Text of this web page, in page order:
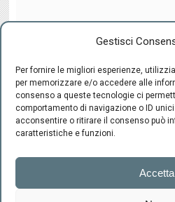
Gestisci
Per fornire le migliori esperienze,
per memorizzare e/o accedere alle
consenso a queste tecnologie ci
comportamento di navigazione o ID
acconsentire o ritirare il consenso può
caratteristiche e funzioni.
Accetta
CENTRO INTEGRATO DI
94220800489 -
Firenze
Ammirato, 37